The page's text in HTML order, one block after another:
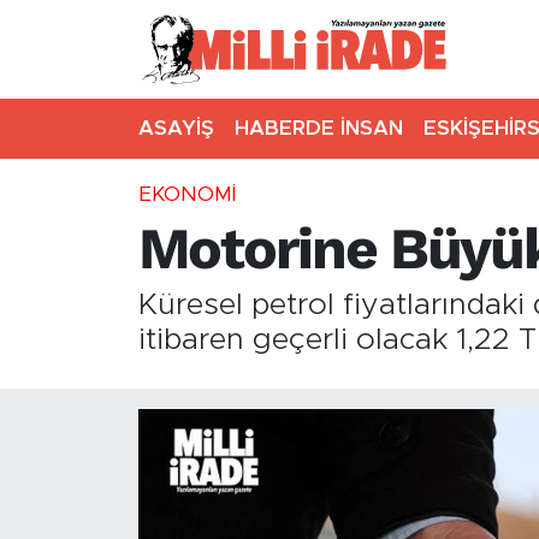
ASAYİŞ HABERDE İNSAN
EKONOMİ
Motorine
Küresel petrol
itibaren geçerli olacak 1,22